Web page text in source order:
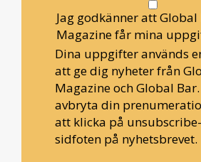
Jag godkänner att Global
Magazine får mina
Dina uppgifter används
att ge dig nyheter från
Magazine och Global
avbryta din
att klicka på
sidfoten på nyhetsbrevet.